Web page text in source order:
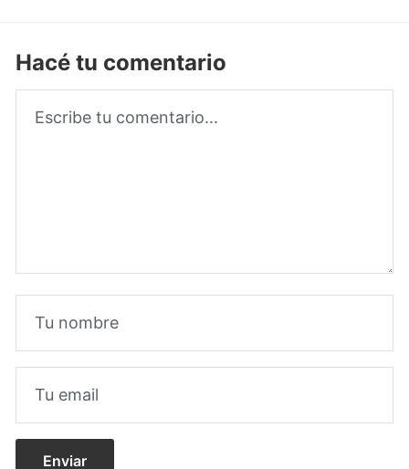
Hacé tu comentario